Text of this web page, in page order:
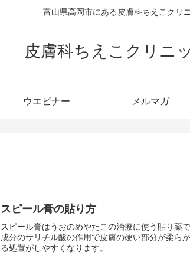
富山県高岡市にある皮膚科ちえこクリ
皮膚科ちえこクリニ
ウエビナー メルマガ
スピール膏の貼り方
スピール膏はうおのめやたこの治療に使う貼り薬
成分のサリチル酸の作用で皮膚の硬い部分が柔ら
る処置がしやすくなります。